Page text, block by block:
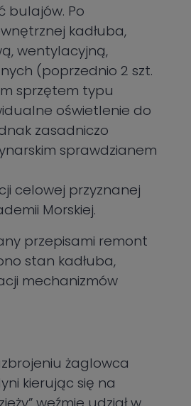
bulajów. Po
kadłuba,
wentylacyjną,
(poprzednio 2 szt.
sprzętem typu
oświetlenie do
zasadniczo
sprawdzianem
celowej przyznanej
Morskiej.
przepisami remont
stan kadłuba,
mechanizmów
żaglowca
kierując się na